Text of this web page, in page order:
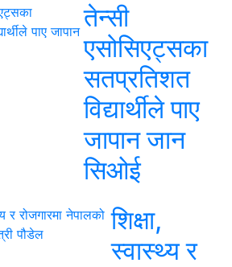
तेन्सी
एसोसिएट्सका
सतप्रतिशत
विद्यार्थीले पाए
जापान जान
सिओई
शिक्षा,
स्वास्थ्य र